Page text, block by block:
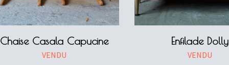
Chaise Casala Capucine
VENDU
Enfilade Dolly
VENDU